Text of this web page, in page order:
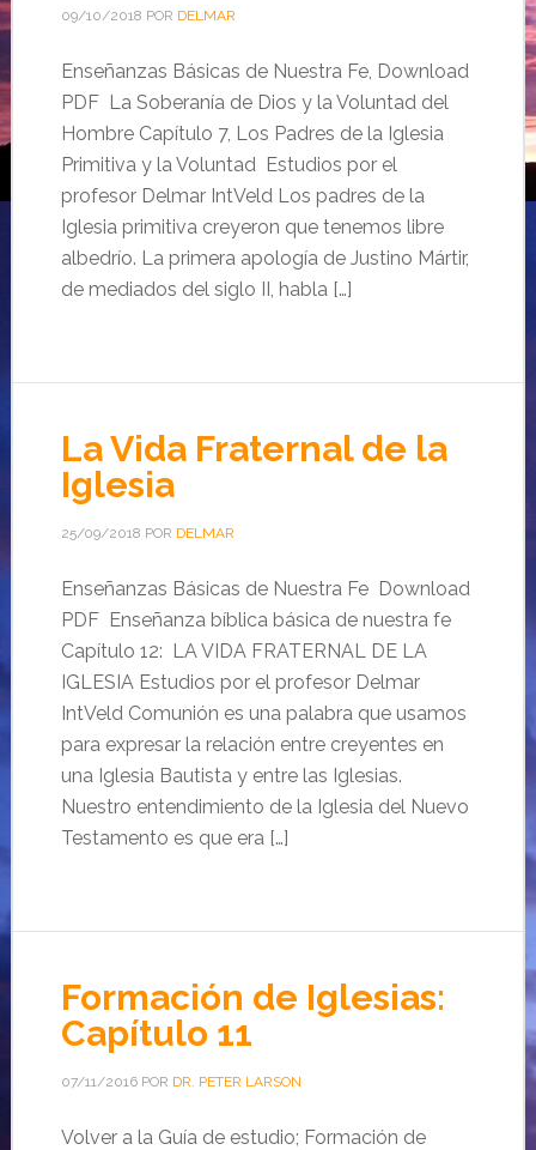
09/10/2018 POR DELMAR
Enseñanzas Básicas de Nuestra Fe, Download
PDF La Soberanía de Dios y la Voluntad del
Hombre Capítulo 7, Los Padres de la Iglesia
Primitiva y la Voluntad Estudios por el
profesor Delmar IntVeld Los padres de la
Iglesia primitiva creyeron que tenemos libre
albedrío. La primera apología de Justino Mártir,
de mediados del siglo II, habla […]
La Vida Fraternal de la
Iglesia
25/09/2018 POR DELMAR
Enseñanzas Básicas de Nuestra Fe Download
PDF Enseñanza bíblica básica de nuestra fe
Capítulo 12: LA VIDA FRATERNAL DE LA
IGLESIA Estudios por el profesor Delmar
IntVeld Comunión es una palabra que usamos
para expresar la relación entre creyentes en
una Iglesia Bautista y entre las Iglesias.
Nuestro entendimiento de la Iglesia del Nuevo
Testamento es que era […]
Formación de Iglesias:
Capítulo 11
07/11/2016POR DR. PETER LARSON
Volver a la Guía de estudio; Formación de